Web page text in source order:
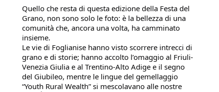
Quello che resta di questa edizione della Festa del
Grano, non sono solo le foto: è la bellezza di una
comunità che, ancora una volta, ha camminato
insieme.
Le vie di Foglianise hanno visto scorrere intrecci di
grano e di storie; hanno accolto l’omaggio al Friuli-
Venezia Giulia e al Trentino-Alto Adige e il segno
del Giubileo, mentre le lingue del gemellaggio
“Youth Rural Wealth” si mescolavano alle nostre